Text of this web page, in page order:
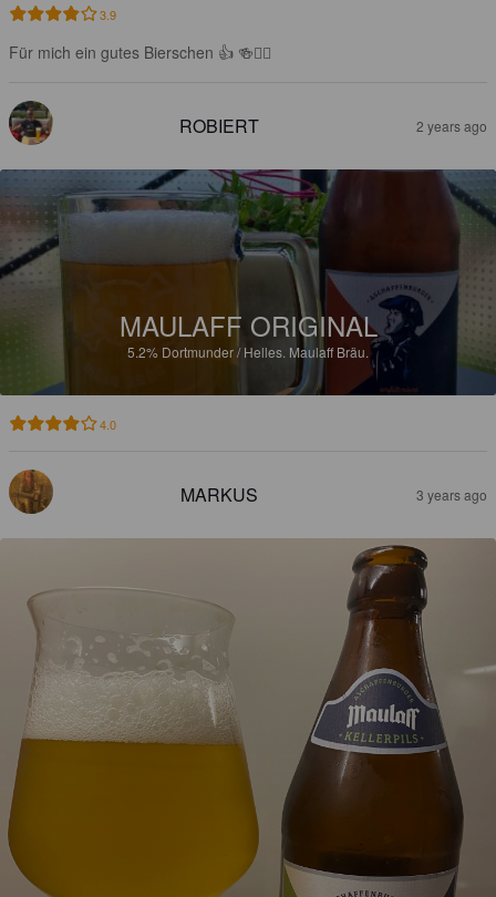
3.9
Für mich ein gutes Bierschen 👍 🍻🙋‍♂️
ROBIERT 2 years ago
MAULAFF ORIGINAL
5.2% Dortmunder / Helles. Maulaff Bräu.
4.0
MARKUS 3 years ago